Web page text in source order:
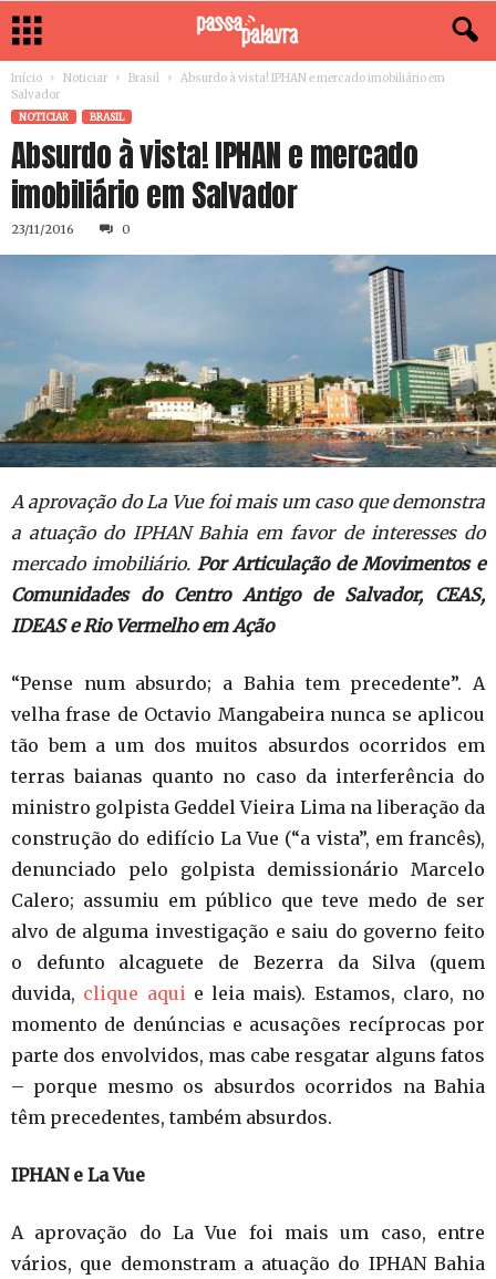
Início Noticiar Brasil
Absurdo à vista! IPHAN e mercado imobiliário em
Salvador
NOTICIAR BRASIL
Absurdo à vista! IPHAN e mercado
imobiliário em Salvador
23/11/2016 0
A aprovação do La Vue foi mais um caso que demonstra
a atuação do IPHAN Bahia em favor de interesses do
mercado imobiliário. Por Articulação de Movimentos e
Comunidades do Centro Antigo de Salvador, CEAS,
IDEAS e Rio Vermelho em Ação
“Pense num absurdo; a Bahia tem precedente”. A
velha frase de Octavio Mangabeira nunca se aplicou
tão bem a um dos muitos absurdos ocorridos em
terras baianas quanto no caso da interferência do
ministro golpista Geddel Vieira Lima na liberação da
construção do edifício La Vue (“a vista”, em francês),
denunciado pelo golpista demissionário Marcelo
Calero; assumiu em público que teve medo de ser
alvo de alguma investigação e saiu do governo feito
o defunto alcaguete de Bezerra da Silva (quem
duvida, clique aqui e leia mais). Estamos, claro, no
momento de denúncias e acusações recíprocas por
parte dos envolvidos, mas cabe resgatar alguns fatos
– porque mesmo os absurdos ocorridos na Bahia
têm precedentes, também absurdos.
IPHAN e La Vue
A aprovação do La Vue foi mais um caso, entre
vários, que demonstram a atuação do IPHAN Bahia